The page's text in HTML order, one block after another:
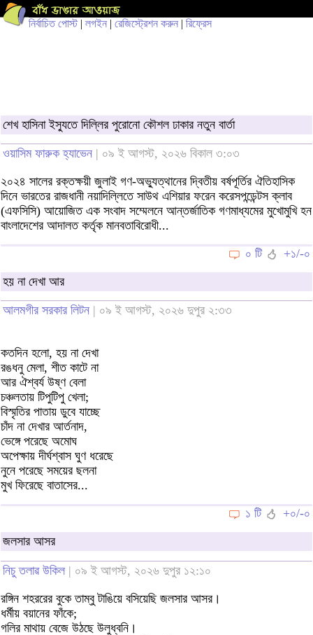
নির্বাচিত পোস্ট| লগইন | রেজিস্ট্রেশন করুন | রিফ্রেস
শেখ হাসিনা ইস্যুতে দিল্লির পুরোনো কৌশল ঢাকার নতুন বার্তা
ওয়াসিম ফারুক হ্যাভেন | ০৯ ই আগস্ট, ২০২৬ বিকাল ৩:০৩
২০২৪ সালের রক্তক্ষয়ী জুলাই গণ-অভ্যুত্থানের দ্বিতীয় বর্ষপূর্তির ঐতিহাসিক
দিনে ভারতের রাজধানী নয়াদিল্লিতে সাউথ এশিয়ার ফরেন করেসপন্ডেন্টস ক্লাব
(এফসিসি) আয়োজিত এক সংবাদ সম্মেলনে আন্তর্জাতিক গণমাধ্যমের মুখোমুখি হন
বাংলাদেশের আদালত কর্তৃক মানবতাবিরোধী...
০ টি
+১/-০
হয় না দেখা আর
আলমগীর সরকার লিটন | ০৯ ই আগস্ট, ২০২৬ দুপুর ২:৩৩
কতদিন হলো, হয় না দেখা
রঙধনু মেলা, শীত কাটে না
আর ঐশ্বর্য উষ্ণ বেলা
চঞ্চলতায় টিপুটিপু খেলা;
বিস্মৃতির পাতায় ডুবে যাচ্ছে
চাঁদ না দেখার আর্তনাদ,
ভেঙ্গে পরেছে অমোঘ
অপেক্ষায় দীর্ঘশ্বাস ঘুণ ধরেছে
নুনে পরেছে সময়ের ছলনা
মুখ ফিরেছে বাতাসের...
১ টি
+০/-০
জলসার আসর
নিচু তলাৱ উকিল | ০৯ ই আগস্ট, ২০২৬ দুপুর ১২:১০
রঙ্গিন শহররের বুকে তাম্বু টাঙিয়ে বসিয়েছি জলসার আসর।
ধর্মীয় বয়ানের ফাঁকে;
গলির মাথায় বেজে উঠছে উলুধ্বনি।